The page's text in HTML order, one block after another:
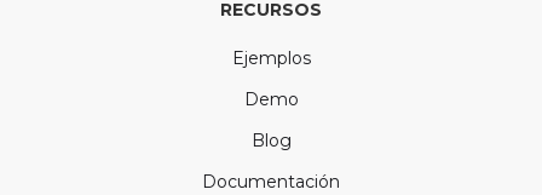
RECURSOS
Ejemplos
Demo
Blog
Documentación